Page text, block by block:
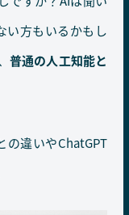
い方もいるかもし
普通の人工知能と
の違いやChatGPT